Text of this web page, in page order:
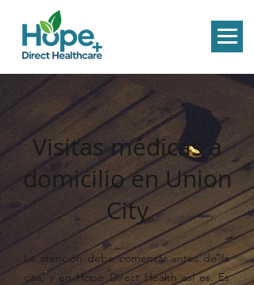
Visitas médicas a
domicilio en Union
City
La atención debe comenzar antes de la
cita, y en Hope Direct Health así es. Es